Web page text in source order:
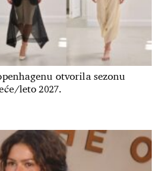
otvorila sezonu
leto 2027.